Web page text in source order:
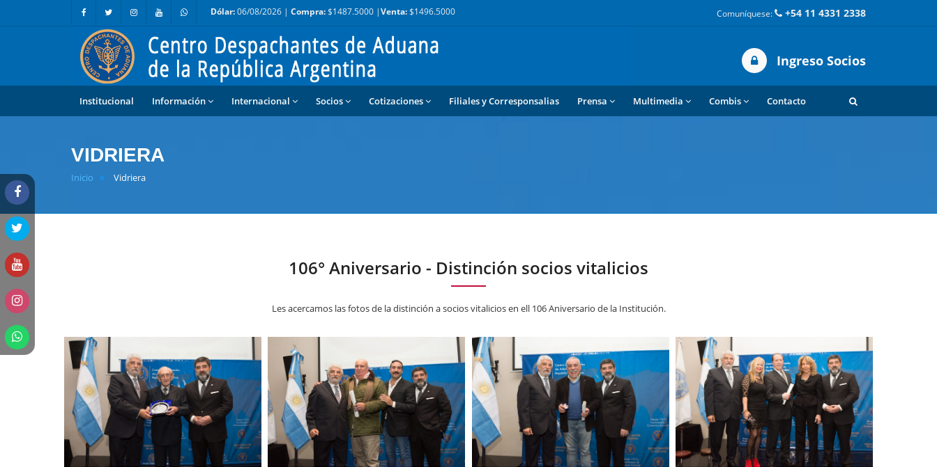
Dólar:06/08/2026 | Compra:$1487.5000 |Venta:$1496.5000 Comuníquese: +54 11 4331 2338
Ingreso Socios
Institucional Información Internacional Socios Cotizaciones Filiales y Corresponsalias Prensa Multimedia Combis Contacto
VIDRIERA
Inicio Vidriera
106° Aniversario - Distinción socios vitalicios
Les acercamos las fotos de la distinción a socios vitalicios en ell 106 Aniversario de la Institución.